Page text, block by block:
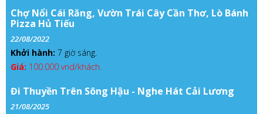
Chợ Nổi Cái Răng, Vườn Trái Cây Cần Thơ, Lò Bánh
Pizza Hủ Tiếu
22/08/2022
Khởi hành: 7 giờ sáng.
Giá: 100.000 vnd/khách.
Đi Thuyền Trên Sông Hậu - Nghe Hát Cải Lương
21/08/2025